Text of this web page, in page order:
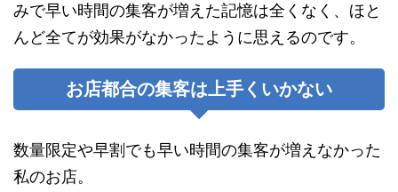
みで早い時間の集客が増えた記憶は全くなく、ほと
んど全てが効果がなかったように思えるのです。
お店都合の集客は上手くいかない
数量限定や早割でも早い時間の集客が増えなかった
私のお店。